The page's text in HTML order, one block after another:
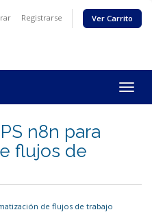
Registrarse Ver Carrito
n8n para
flujos de
de flujos de trabajo